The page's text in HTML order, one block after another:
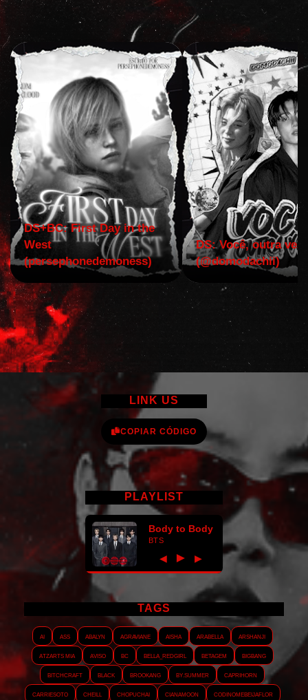
DS+BC: First Day in the
West
(persephonedemoness)
DS: Você, outra vez!
(@domodachii)
LINK US
COPIAR CÓDIGO
PLAYLIST
Body to Body
BTS
◀ ► ▶
TAGS
AI ASS Abalyn Agraviane Aisha Arabella
Arshanji
Atzarts Mia
Aviso BC Bella_RedGirl Betagem
Bigbang
Bitchcraft
Black Brookang By.summer
Caprihorn
Carriesoto
Cheill Chopuchai Cianamoon Codinomebeijaflor